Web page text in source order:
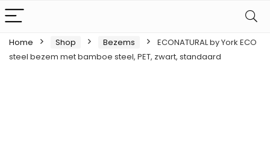
Home Shop Bezems
ECONATURAL by York ECO
steel bezem met bamboe steel, PET, zwart, standaard